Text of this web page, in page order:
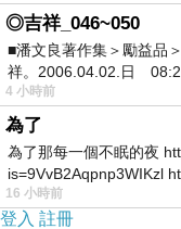
◎吉祥_046~050
■潘文良著作集＞勵益品
祥。2006.04.02.日
4 小時前
為了
為了那每一個不眠的夜
is=9VvB2Aqpnp3WIKzl
16 小時前
登入 註冊